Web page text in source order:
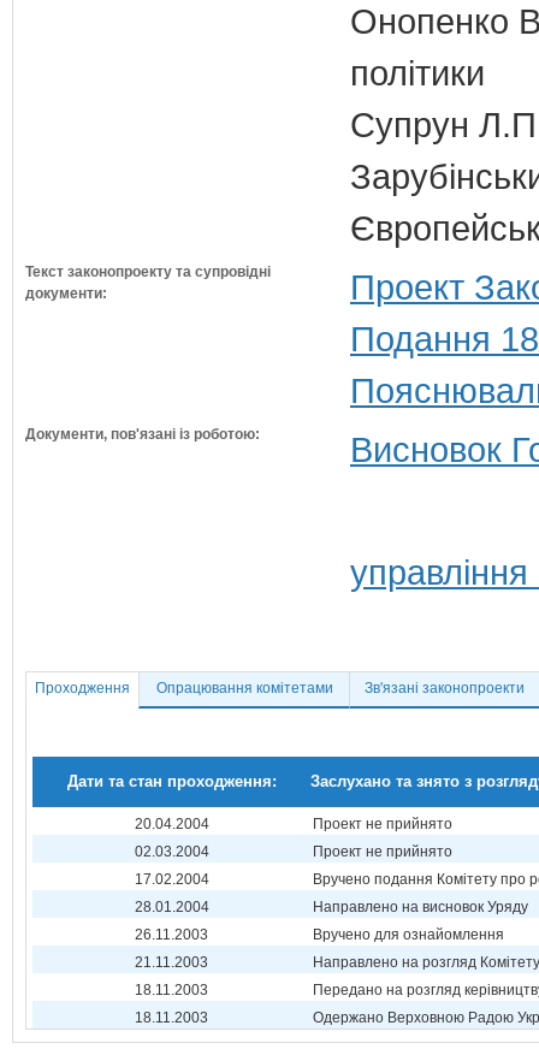
Онопенко
політики
Супрун
Текст законопроекту та супровідні
документи:
Проект
Подання
Документи, пов'язані із роботою: Висновок
Проходження Опрацювання комітетами Зв'язані законопроекти
Дати та стан проходження: Заслухано та знято з
20.04.2004
Проект не прийнято
02.03.2004
Проект не прийнято
17.02.2004
Вручено подання Комітету про
28.01.2004
Направлено на висновок Уряду
26.11.2003
Вручено для ознайомлення
21.11.2003
Направлено на розгляд Комітету
18.11.2003
Передано на розгляд
18.11.2003
Одержано Верховною Радою